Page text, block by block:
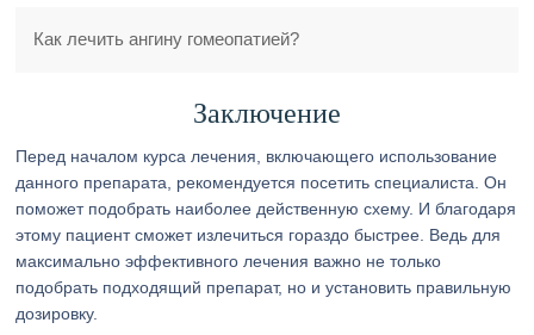
Как лечить ангину гомеопатией?
Заключение
Перед началом курса лечения, включающего использование
данного препарата, рекомендуется посетить специалиста. Он
поможет подобрать наиболее действенную схему. И благодаря
этому пациент сможет излечиться гораздо быстрее. Ведь для
максимально эффективного лечения важно не только
подобрать подходящий препарат, но и установить правильную
дозировку.